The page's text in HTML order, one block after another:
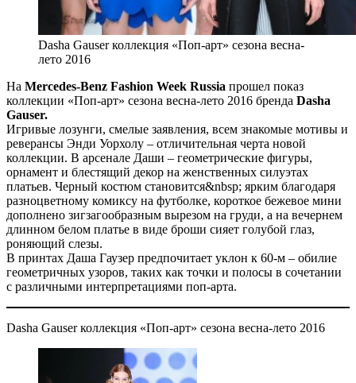
Dasha Gauser коллекция «Поп-арт» сезона весна-
лето 2016
На Mercedes-Benz Fashion Week Russia прошел показ
коллекции «Поп-арт» сезона весна-лето 2016 бренда Dasha
Gauser.
Игривые лозунги, смелые заявления, всем знакомые мотивы и
реверансы Энди Уорхолу – отличительная черта новой
коллекции. В арсенале Даши – геометрические фигуры,
орнамент и блестящий декор на женственных силуэтах
платьев. Черный костюм становится&nbsp; ярким благодаря
разноцветному комиксу на футболке, короткое бежевое мини
дополнено зигзагообразным вырезом на груди, а на вечернем
длинном белом платье в виде броши сияет голубой глаз,
роняющий слезы.
В принтах Даша Гаузер предпочитает уклон к 60-м – обилие
геометричных узоров, таких как точки и полосы в сочетании
с различными интерпретациями поп-арта.
Dasha Gauser коллекция «Поп-арт» сезона весна-лето 2016